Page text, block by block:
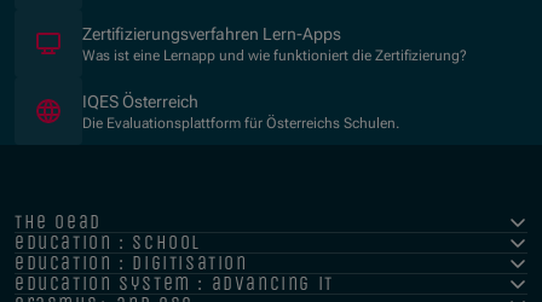
Zertifizierungsverfahren Lern-Apps
Was ist eine Lernapp und wie funktioniert die Zertifizierung?
IQES Österreich
Die Evaluationsplattform für Österreichs Schulen.
the oead
education : school
education : digitisation
education system : advancing it